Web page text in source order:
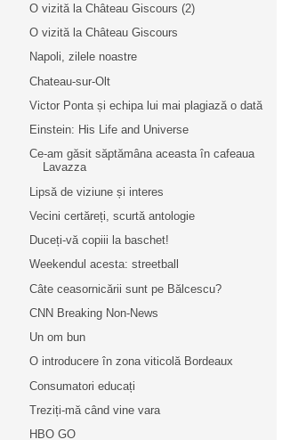
O vizită la Château Giscours (2)
O vizită la Château Giscours
Napoli, zilele noastre
Chateau-sur-Olt
Victor Ponta și echipa lui mai plagiază o dată
Einstein: His Life and Universe
Ce-am găsit săptămâna aceasta în cafeaua
Lavazza
Lipsă de viziune și interes
Vecini certăreți, scurtă antologie
Duceți-vă copiii la baschet!
Weekendul acesta: streetball
Câte ceasornicării sunt pe Bălcescu?
CNN Breaking Non-News
Un om bun
O introducere în zona viticolă Bordeaux
Consumatori educați
Treziți-mă când vine vara
HBO GO